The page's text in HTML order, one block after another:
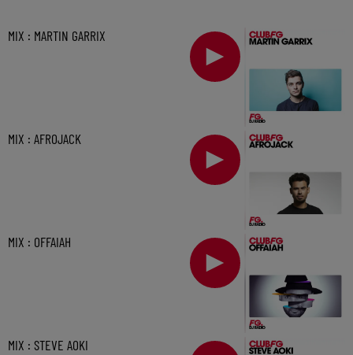
MIX : MARTIN GARRIX
MIX : AFROJACK
MIX : OFFAIAH
MIX : STEVE AOKI